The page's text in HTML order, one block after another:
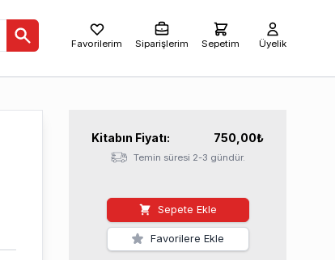
Favorilerim Siparişlerim Sepetim Üyelik
Kitabın Fiyatı: 750,00₺
Temin süresi 2-3 gündür.
Sepete Ekle
Favorilere Ekle